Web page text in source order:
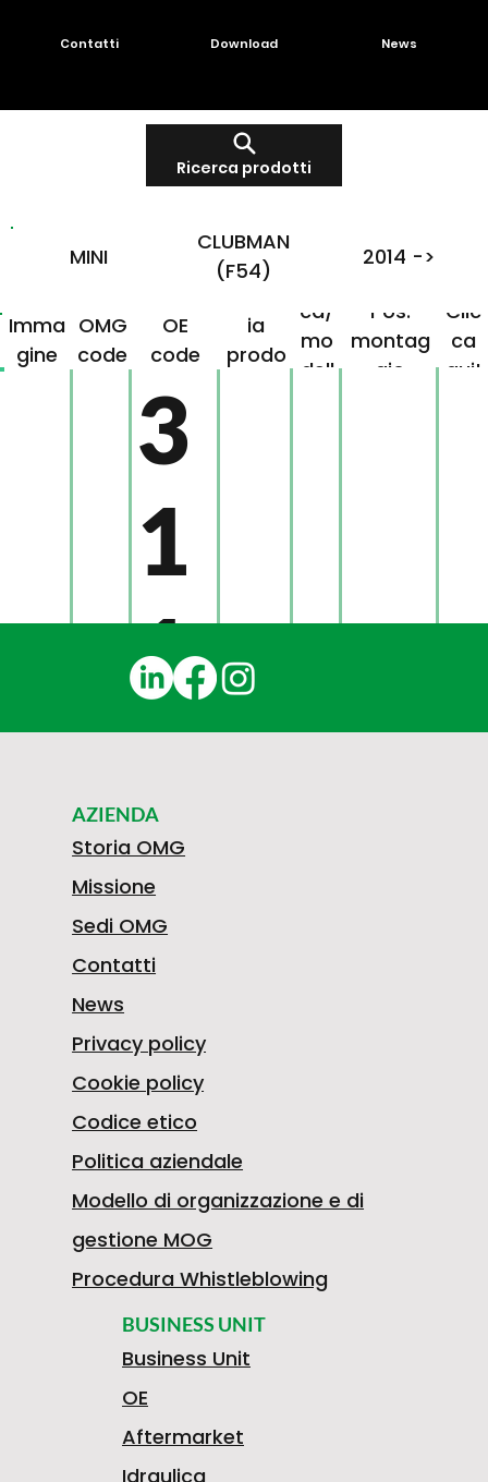
Ricerca prodotti
Contatti Download News
Imma
gine
OMG
code
OE
code
ia
prodo
ca/
mo
dell
Pos.
montag
gio
Clic
ca
qui!
3
1
1
2
2
7
8
5
1
1 B
A
MINI
CLUBMAN
(F54)
2014 ->
BUSINESS UNIT
Business Unit
OE
Aftermarket
Idraulica
AZIENDA
Storia OMG
Missione
Sedi OMG
Contatti
News
Privacy policy
Cookie policy
Codice etico
Politica aziendale
Modello di organizzazione e di
gestione MOG
Procedura Whistleblowing